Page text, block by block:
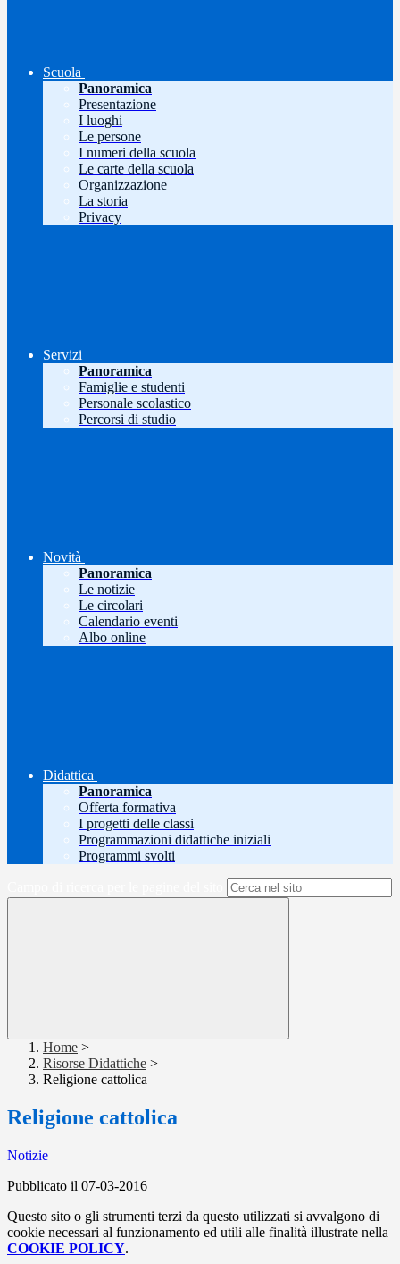
Scuola
Panoramica
Presentazione
I luoghi
Le persone
I numeri della scuola
Le carte della scuola
Organizzazione
La storia
Privacy
Servizi
Panoramica
Famiglie e studenti
Personale scolastico
Percorsi di studio
Novità
Panoramica
Le notizie
Le circolari
Calendario eventi
Albo online
Didattica
Panoramica
Offerta formativa
I progetti delle classi
Programmazioni didattiche iniziali
Programmi svolti
Home >
Risorse Didattiche >
Religione cattolica
Religione cattolica
Notizie
Pubblicato il 07-03-2016
Questo sito o gli strumenti terzi da questo utilizzati si avvalgono di
cookie necessari al funzionamento ed utili alle finalità illustrate nella
COOKIE POLICY.